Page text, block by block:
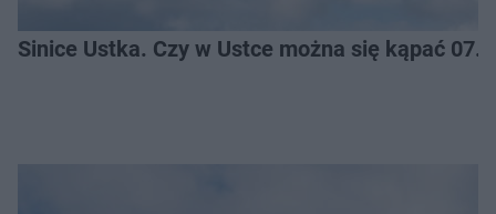
Sinice Ustka. Czy w Ustce można się kąpać